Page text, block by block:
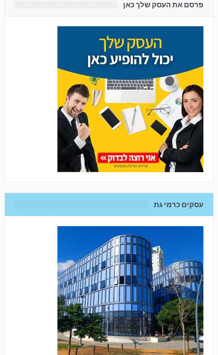
פרסם את העסק שלך כאן
עסקים כרמי גת